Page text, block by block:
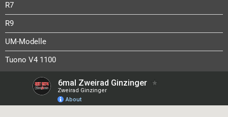
R7
R9
UM-Modelle
Tuono V4 1100